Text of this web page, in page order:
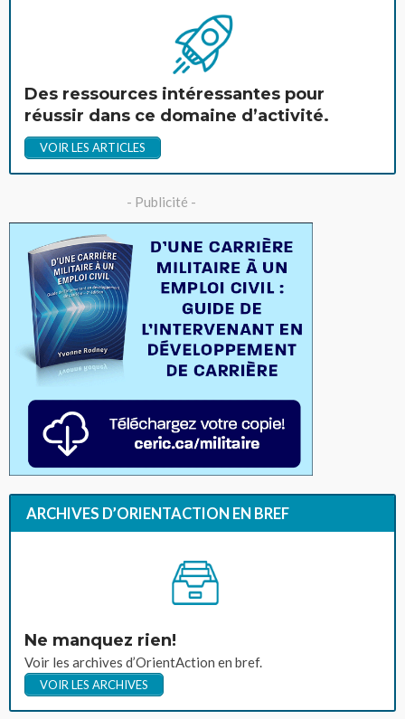
Des ressources intéressantes pour
réussir dans ce domaine d’activité.
VOIR LES ARTICLES
- Publicité -
ARCHIVES D’ORIENTACTION EN BREF
Ne manquez rien!
Voir les archives d’OrientAction en bref.
VOIR LES ARCHIVES